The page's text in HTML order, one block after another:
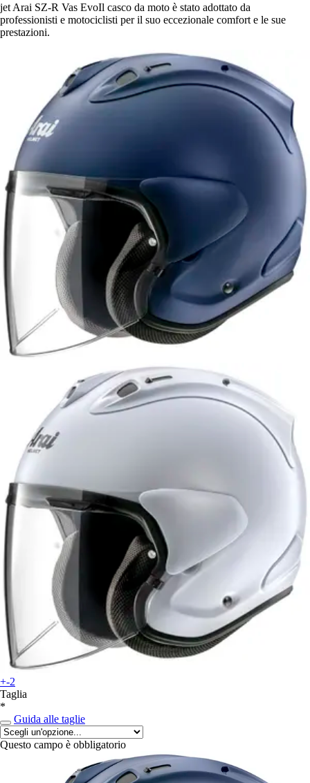
jet Arai SZ-R Vas EvoIl casco da moto è stato adottato da
professionisti e motociclisti per il suo eccezionale comfort e le sue
prestazioni.
+-2
Taglia
*
Guida alle taglie
Questo campo è obbligatorio